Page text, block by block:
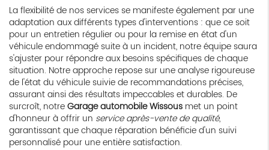
La flexibilité de nos services se manifeste également par une
adaptation aux différents types d'interventions : que ce soit
pour un entretien régulier ou pour la remise en état d'un
véhicule endommagé suite à un incident, notre équipe saura
s'ajuster pour répondre aux besoins spécifiques de chaque
situation. Notre approche repose sur une analyse rigoureuse
de l'état du véhicule suivie de recommandations précises,
assurant ainsi des résultats impeccables et durables. De
surcroît, notreGarage automobile Wissous met un point
d'honneur à offrir un service après-vente de qualité,
garantissant que chaque réparation bénéficie d'un suivi
personnalisé pour une entière satisfaction.